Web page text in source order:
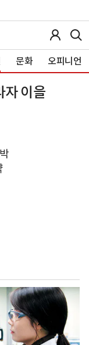
문화 오피니언
이을